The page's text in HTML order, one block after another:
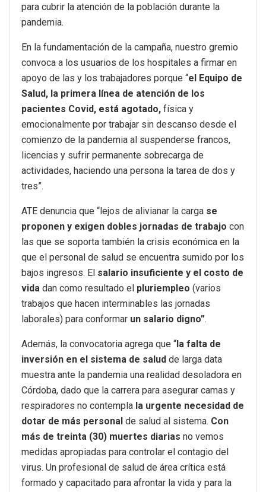
para cubrir la atención de la población durante la
pandemia.
En la fundamentación de la campaña, nuestro gremio
convoca a los usuarios de los hospitales a firmar en
apoyo de las y los trabajadores porque “el Equipo de
Salud, la primera línea de atención de los
pacientes Covid, está agotado, física y
emocionalmente por trabajar sin descanso desde el
comienzo de la pandemia al suspenderse francos,
licencias y sufrir permanente sobrecarga de
actividades, haciendo una persona la tarea de dos y
tres”.
ATE denuncia que “lejos de alivianar la carga se
proponen y exigen dobles jornadas de trabajo con
las que se soporta también la crisis económica en la
que el personal de salud se encuentra sumido por los
bajos ingresos. El salario insuficiente y el costo de
vida dan como resultado el pluriempleo (varios
trabajos que hacen interminables las jornadas
laborales) para conformar un salario digno”.
Además, la convocatoria agrega que “la falta de
inversión en el sistema de salud de larga data
muestra ante la pandemia una realidad desoladora en
Córdoba, dado que la carrera para asegurar camas y
respiradores no contempla la urgente necesidad de
dotar de más personal de salud al sistema. Con
más de treinta (30) muertes diarias no vemos
medidas apropiadas para controlar el contagio del
virus. Un profesional de salud de área crítica está
formado y capacitado para afrontar la vida y para la